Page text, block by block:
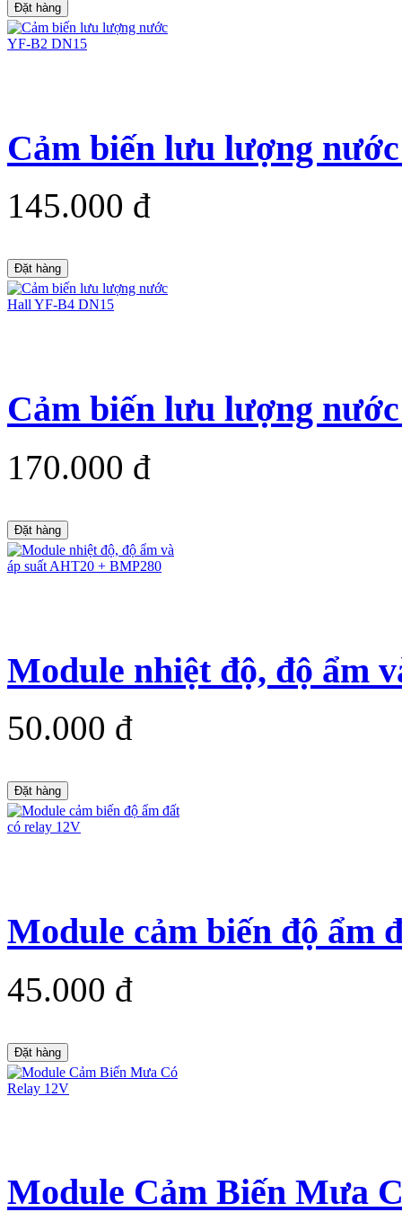
Đặt hàng
Cảm biến lưu lượng
145.000 đ
Đặt hàng
Cảm biến lưu lượng
170.000 đ
Đặt hàng
Module nhiệt độ, độ ẩm
50.000 đ
Đặt hàng
Module cảm biến độ ẩm
45.000 đ
Đặt hàng
Module Cảm Biến Mưa